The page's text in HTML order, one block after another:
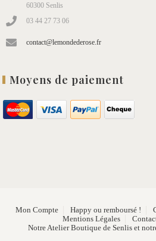
60300 Senlis
03 44 27 73 06
contact@lemondederose.fr
Moyens de paiement
Mon Compte Happy ou remboursé !
Mentions Légales
Notre Atelier Boutique de Senlis et